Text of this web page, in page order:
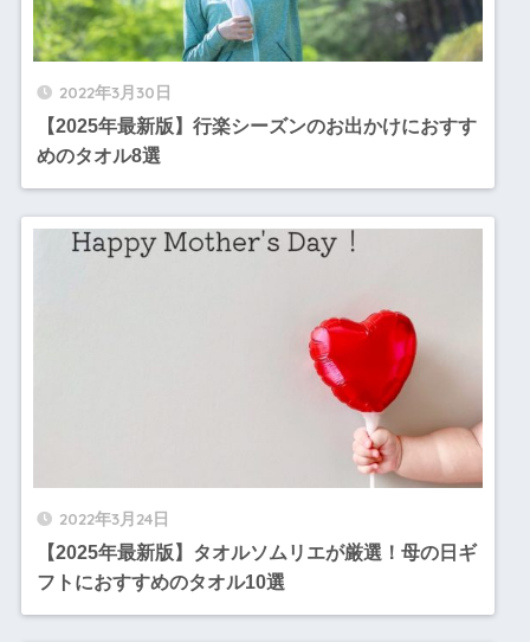
2022年3月30日
【2025年最新版】行楽シーズンのお出かけにおすす
めのタオル8選
2022年3月24日
【2025年最新版】タオルソムリエが厳選！母の日ギ
フトにおすすめのタオル10選